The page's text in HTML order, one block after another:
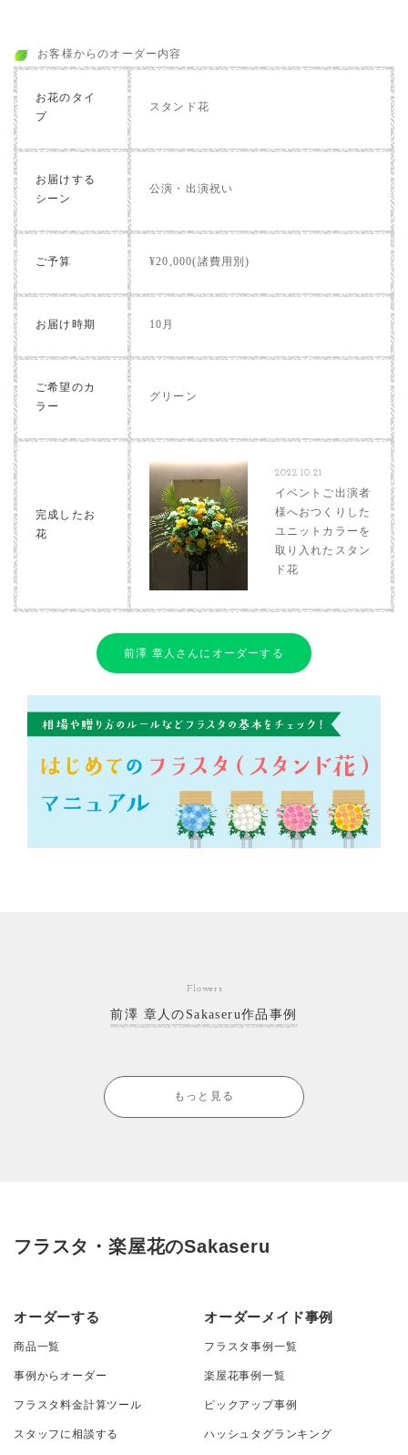
お客様からのオーダー内容
お花のタイ
プ
スタンド花
お届けする
シーン
公演・出演祝い
ご予算 ¥20,000(諸費用別)
お届け時期 10月
ご希望のカ
ラー
グリーン
完成したお
花
2022.10.21
イベントご出演者
様へおつくりした
ユニットカラーを
取り入れたスタン
ド花
前澤 章人さんにオーダーする
Flowers
前澤 章人のSakaseru作品事例
もっと見る
フラスタ・楽屋花のSakaseru
オーダーする
商品一覧
事例からオーダー
フラスタ料金計算ツール
スタッフに相談する
オーダーメイド事例
フラスタ事例一覧
楽屋花事例一覧
ピックアップ事例
ハッシュタグランキング